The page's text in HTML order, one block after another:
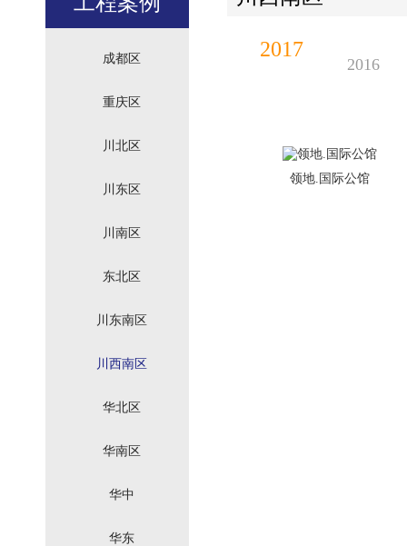
成都区
重庆区
川北区
川东区
川南区
东北区
川东南区
川西南区
华北区
华南区
华中
华东
2017
2016
领地.国际公馆